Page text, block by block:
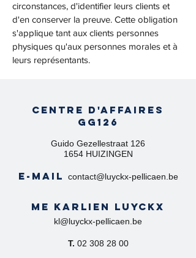
circonstances, d'identifier leurs clients et
d'en conserver la preuve. Cette obligation
s'applique tant aux clients personnes
physiques qu'aux personnes morales et à
leurs représentants.
Centre d'affaires
GG126
Guido Gezellestraat 126
1654 HUIZINGEN
e-mail contact@luyckx-pellicaen.be
Me Karlien Luyckx
kl@luyckx-pellicaen.be
T. 02 308 28 00